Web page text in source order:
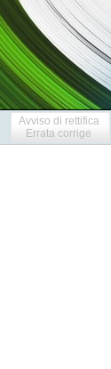
Avviso di rettifica
Errata corrige